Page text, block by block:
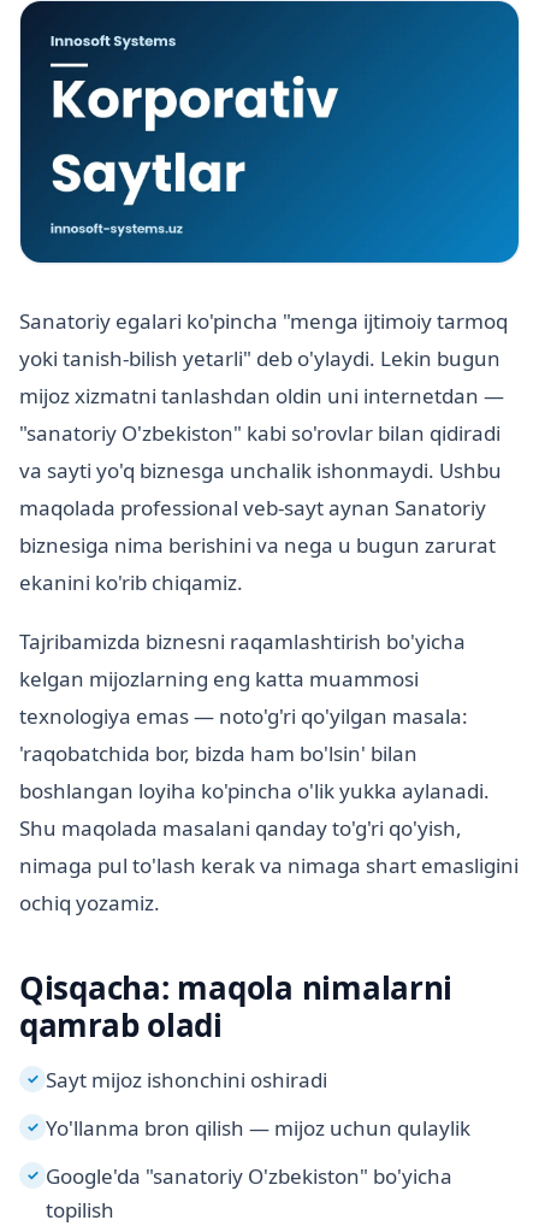
Sanatoriy egalari ko'pincha "menga ijtimoiy tarmoq
yoki tanish-bilish yetarli" deb o'ylaydi. Lekin bugun
mijoz xizmatni tanlashdan oldin uni internetdan —
"sanatoriy O'zbekiston" kabi so'rovlar bilan qidiradi
va sayti yo'q biznesga unchalik ishonmaydi. Ushbu
maqolada professional veb-sayt aynan Sanatoriy
biznesiga nima berishini va nega u bugun zarurat
ekanini ko'rib chiqamiz.
Tajribamizda biznesni raqamlashtirish bo'yicha
kelgan mijozlarning eng katta muammosi
texnologiya emas — noto'g'ri qo'yilgan masala:
'raqobatchida bor, bizda ham bo'lsin' bilan
boshlangan loyiha ko'pincha o'lik yukka aylanadi.
Shu maqolada masalani qanday to'g'ri qo'yish,
nimaga pul to'lash kerak va nimaga shart emasligini
ochiq yozamiz.
Qisqacha: maqola nimalarni
qamrab oladi
✓ Sayt mijoz ishonchini oshiradi
✓ Yo'llanma bron qilish — mijoz uchun qulaylik
✓ Google'da "sanatoriy O'zbekiston" bo'yicha
topilish